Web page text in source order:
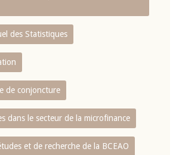
des Statistiques
de conjoncture
dans le secteur de la microfinance
et de recherche de la BCEAO